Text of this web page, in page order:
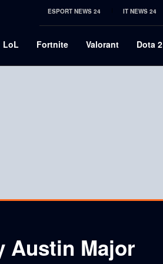
ESPORT NEWS 24 IT NEWS 24
LoL Fortnite Valorant Dota 2
Austin Major